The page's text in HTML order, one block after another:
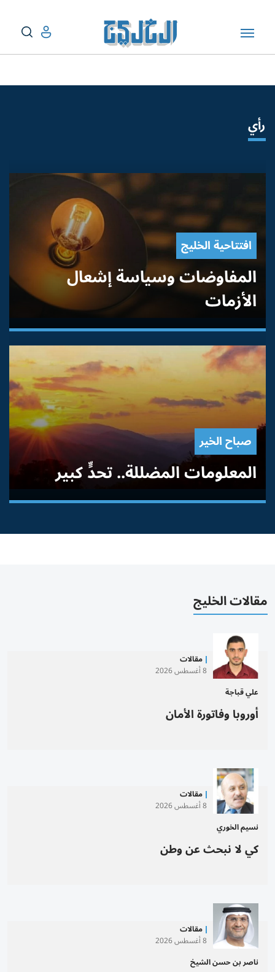
رأي
افتتاحية الخليج
المفاوضات وسياسة إشعال
الأزمات
صباح الخير
المعلومات المضللة.. تحدٍّ كبير
مقالات الخليج
مقالات
8 أغسطس 2026
علي قباجة
أوروبا وفاتورة الأمان
مقالات
8 أغسطس 2026
نسيم الخوري
كي لا نبحث عن وطن
مقالات
8 أغسطس 2026
ناصر بن حسن الشيخ